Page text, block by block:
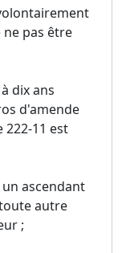
pas être
dix ans
d'amende
11 est
ascendant
autre
;